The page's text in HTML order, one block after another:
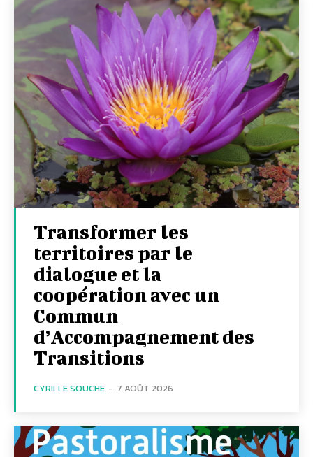
Transformer les
territoires par le
dialogue et la
coopération avec un
Commun
d’Accompagnement des
Transitions
CYRILLE SOUCHE - 7 AOÛT 2026